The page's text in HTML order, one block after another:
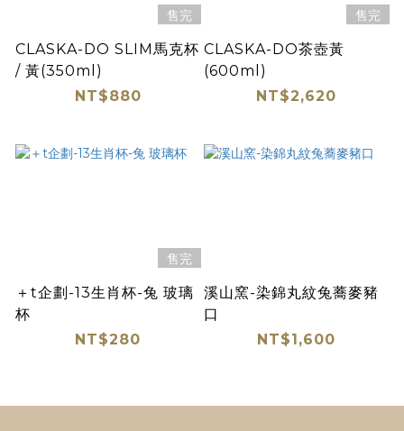
售完
CLASKA-DO SLIM馬克杯
/ 黃(350ml)
NT$880
售完
CLASKA-DO茶壺黃
(600ml)
NT$2,620
售完
＋t企劃-13生肖杯-兔 玻璃
杯
NT$280
溪山窯-染錦丸紋兔蕎麥豬
口
NT$1,600